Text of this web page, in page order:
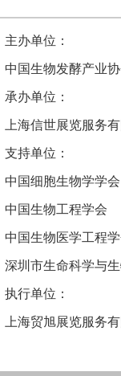
主办单位：
中国生物发酵产业
承办单位：
上海信世展览服务
支持单位：
中国细胞生物学学
中国生物工程学会
中国生物医学工程
深圳市生命科学与
执行单位：
上海贸旭展览服务